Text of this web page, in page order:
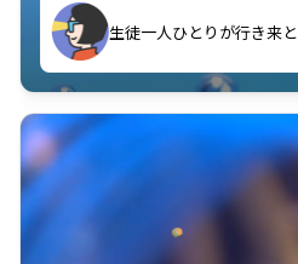
生徒一人ひとりが行き来
教室中の児童生徒が「問
ことが楽しい」を実感して